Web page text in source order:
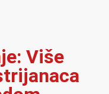
Više